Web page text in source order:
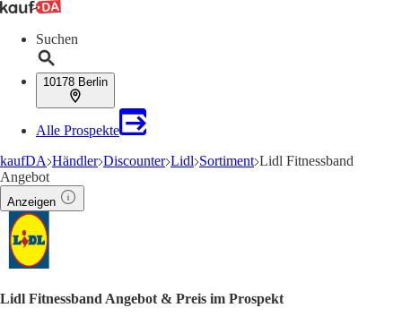
Suchen
10178 Berlin
Alle Prospekte
kaufDA Händler Discounter Lidl Sortiment Lidl Fitnessband
Angebot
Anzeigen
Lidl Fitnessband Angebot & Preis im Prospekt